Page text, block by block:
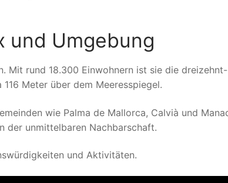
und Umgebung
Mit rund 18.300 Einwohnern ist sie die dreizehnt-
Meter über dem Meeresspiegel.
wie Palma de Mallorca, Calvià und
der unmittelbaren Nachbarschaft.
und Aktivitäten.